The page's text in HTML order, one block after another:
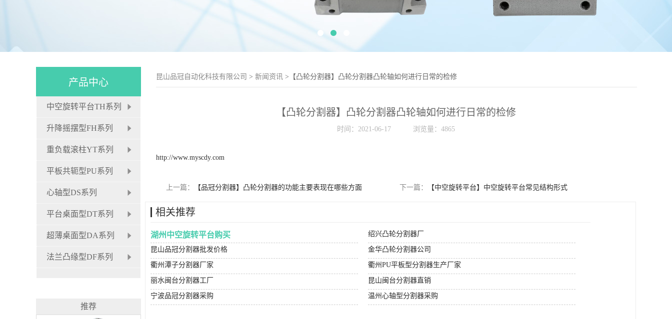
昆山品冠自动化科技有限公司 > 新闻资讯 >【凸轮分割器】凸轮分割器凸轮轴如何进行日常的检修
【凸轮分割器】凸轮分割器凸轮轴如何进行日常的检修
时间：2021-06-17 浏览量：4865
http://www.myscdy.com
上一篇： 【品冠分割器】凸轮分割器的功能主要表现在哪些方面 下一篇： 【中空旋转平台】中空旋转平台常见结构形式
相关推荐
湖州中空旋转平台购买 绍兴凸轮分割器厂
昆山品冠分割器批发价格 金华凸轮分割器公司
衢州潭子分割器厂家 衢州PU平板型分割器生产厂家
丽水闽台分割器工厂 昆山闽台分割器直销
宁波品冠分割器采购 温州心轴型分割器采购
产品中心
中空旋转平台TH系列
升降摇摆型FH系列
重负载滚柱YT系列
平板共轭型PU系列
心轴型DS系列
平台桌面型DT系列
超薄桌面型DA系列
法兰凸缘型DF系列
推荐